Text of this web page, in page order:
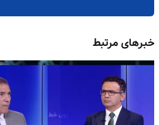
خبرهای مرتبط